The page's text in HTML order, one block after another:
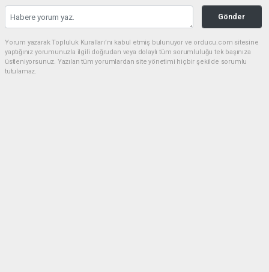
Gönder
Yorum yazarak Topluluk Kuralları’nı kabul etmiş bulunuyor ve orducu.com sitesine
yaptığınız yorumunuzla ilgili doğrudan veya dolaylı tüm sorumluluğu tek başınıza
üstleniyorsunuz. Yazılan tüm yorumlardan site yönetimi hiçbir şekilde sorumlu
tutulamaz.